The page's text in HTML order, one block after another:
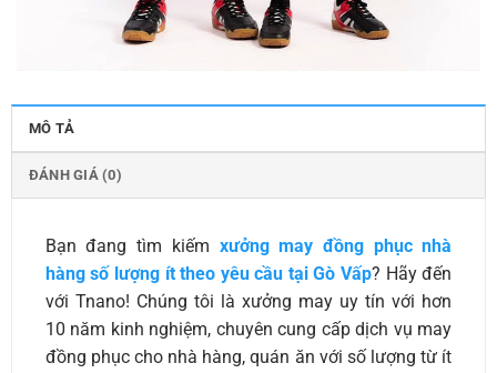
MÔ TẢ
ĐÁNH GIÁ (0)
Bạn đang tìm kiếm xưởng may đồng phục nhà
hàng số lượng ít theo yêu cầu tại Gò Vấp? Hãy đến
với Tnano! Chúng tôi là xưởng may uy tín với hơn
10 năm kinh nghiệm, chuyên cung cấp dịch vụ may
đồng phục cho nhà hàng, quán ăn với số lượng từ ít